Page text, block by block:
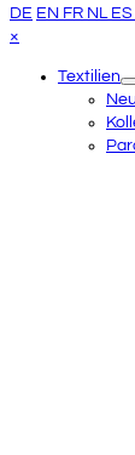
Anfang
scrollen
DE EN FR NL ES
×
menuTextilien